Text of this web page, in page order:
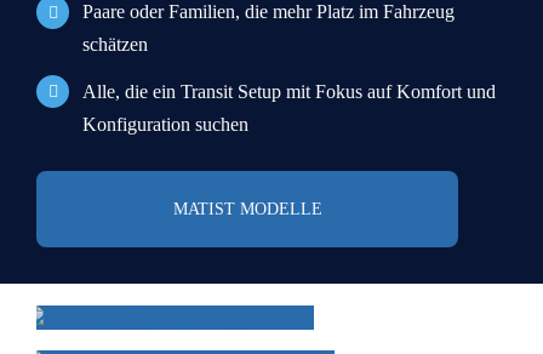
Paare oder Familien, die mehr Platz im Fahrzeug
schätzen
Alle, die ein Transit Setup mit Fokus auf Komfort und
Konfiguration suchen
MATIST MODELLE
abzuschließen.